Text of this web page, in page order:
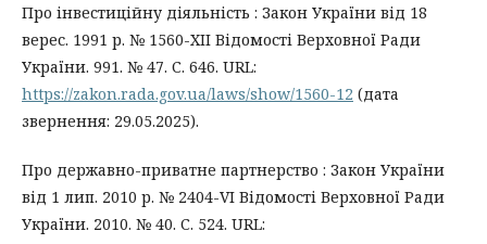
Про інвестиційну діяльність : Закон України від 18
верес. 1991 р. № 1560-XII Відомості Верховної Ради
України. 991. № 47. С. 646. URL:
https://zakon.rada.gov.ua/laws/show/1560-12 (дата
звернення: 29.05.2025).
Про державно-приватне партнерство : Закон України
від 1 лип. 2010 р. № 2404-VI Відомості Верховної Ради
України. 2010. № 40. С. 524. URL: